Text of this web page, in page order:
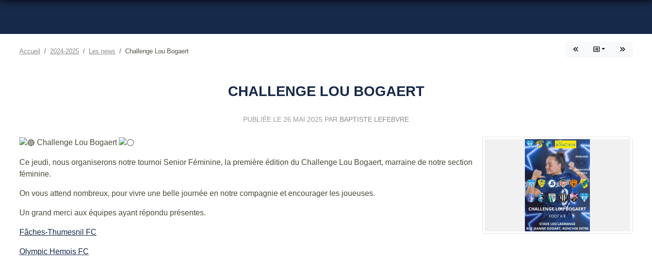
Accueil 2024-2025 Les news Challenge Lou Bogaert
CHALLENGE LOU BOGAERT
PUBLIÉE LE 26 MAI 2025 PAR BAPTISTE LEFEBVRE
Challenge Lou Bogaert
Ce jeudi, nous organiserons notre tournoi Senior Féminine, la première édition du Challenge Lou Bogaert, marraine de notre section
féminine.
On vous attend nombreux, pour vivre une belle journée en notre compagnie et encourager les joueuses.
Un grand merci aux équipes ayant répondu présentes.
Fâches-Thumesnil FC
Olympic Hemois FC